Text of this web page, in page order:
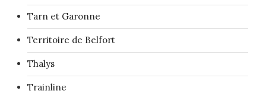
Tarn et Garonne
Territoire de Belfort
Thalys
Trainline